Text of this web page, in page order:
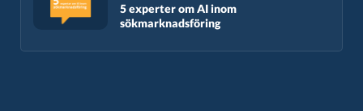
5 experter om AI inom
sökmarknadsföring